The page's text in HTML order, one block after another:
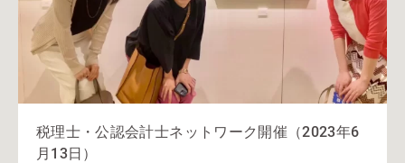
税理士・公認会計士ネットワーク開催（2023年6
月13日）